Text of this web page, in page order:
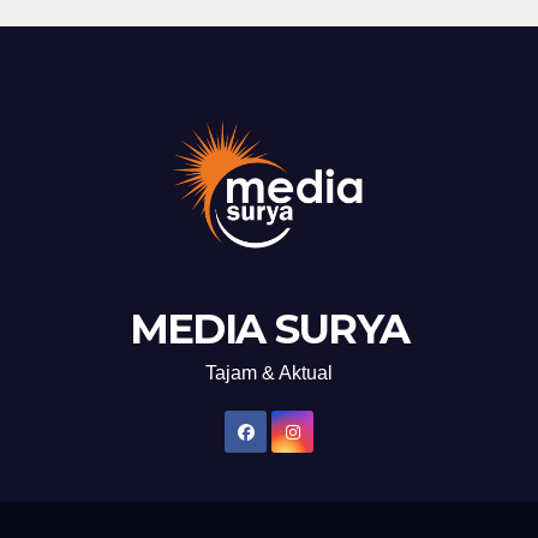
MEDIA SURYA
Tajam & Aktual